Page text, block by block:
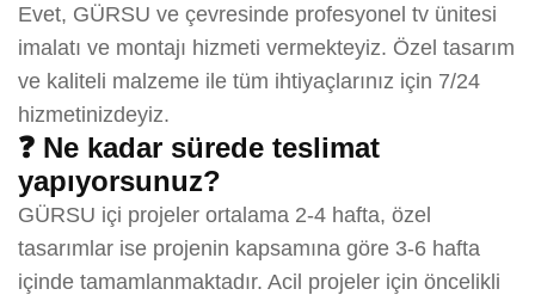
Evet, GÜRSU ve çevresinde profesyonel tv ünitesi
imalatı ve montajı hizmeti vermekteyiz. Özel tasarım
ve kaliteli malzeme ile tüm ihtiyaçlarınız için 7/24
hizmetinizdeyiz.
❓ Ne kadar sürede teslimat
yapıyorsunuz?
GÜRSU içi projeler ortalama 2-4 hafta, özel
tasarımlar ise projenin kapsamına göre 3-6 hafta
içinde tamamlanmaktadır. Acil projeler için öncelikli